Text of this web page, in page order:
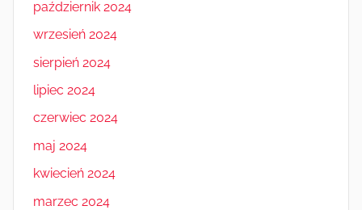
październik 2024
wrzesień 2024
sierpień 2024
lipiec 2024
czerwiec 2024
maj 2024
kwiecień 2024
marzec 2024